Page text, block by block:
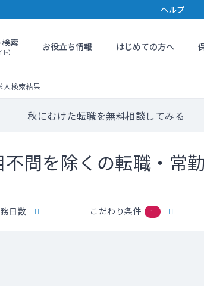
ヘルプ
索
） お役立ち情報 はじめての方へ
人検索結果
秋にむけた転職を無料相談してみる
問を除くの転職・常
日数 こだわり条件 1